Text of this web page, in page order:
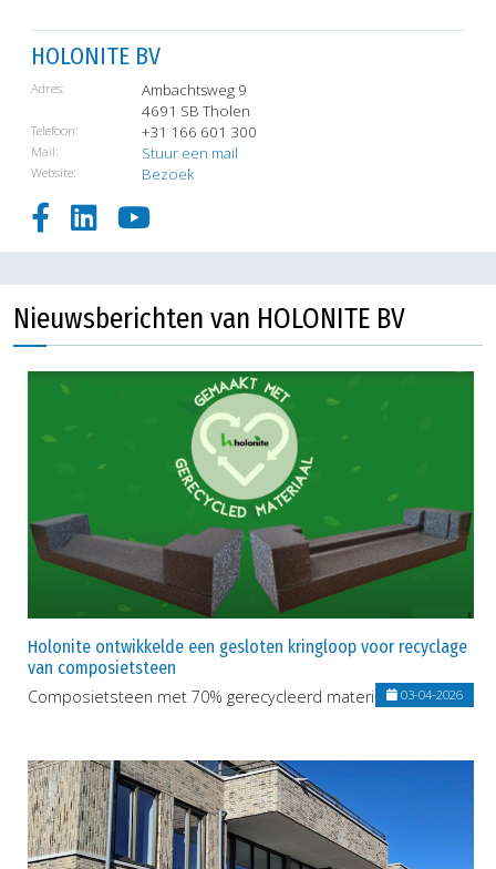
HOLONITE BV
Adres:
Ambachtsweg 9
4691 SB Tholen
Telefoon: +31 166 601 300
Mail: Stuur een mail
Website: Bezoek
Nieuwsberichten van HOLONITE BV
Holonite ontwikkelde een gesloten kringloop voor recyclage
van composietsteen
Composietsteen met 70% gerecycleerd materiaal als basis
03-04-2026